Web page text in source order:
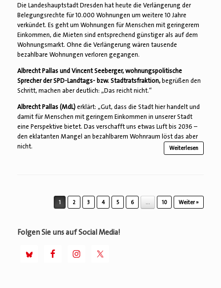
Die Landeshauptstadt Dresden hat heute die Verlängerung der
Belegungsrechte für 10.000 Wohnungen um weitere 10 Jahre
verkündet. Es geht um Wohnungen für Menschen mit geringerem
Einkommen, die Mieten sind entsprechend günstiger als auf dem
Wohnungsmarkt. Ohne die Verlängerung wären tausende
bezahlbare Wohnungen verloren gegangen.
Albrecht Pallas und Vincent Seeberger, wohnungspolitische
Sprecher der SPD-Landtags- bzw. Stadtratsfraktion,begrüßen den
Schritt, machen aber deutlich: „Das reicht nicht.“
Albrecht Pallas (MdL)erklärt: „Gut, dass die Stadt hier handelt und
damit für Menschen mit geringem Einkommen in unserer Stadt
eine Perspektive bietet. Das verschafft uns etwas Luft bis 2036 –
den eklatanten Mangel an bezahlbarem Wohnraum löst das aber
nicht.
Weiterlesen
Beitragsnavigation
1 2 3 4 5 6 … 10 Weiter »
Folgen Sie uns auf Social Media!